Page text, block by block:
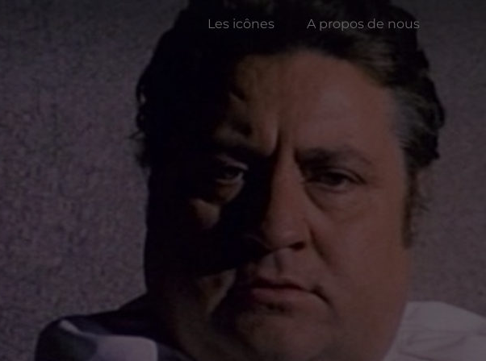
Les icônes A propos de nous